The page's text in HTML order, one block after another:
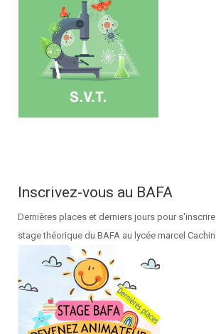
Inscrivez-vous au BAFA
Dernières places et derniers jours pour
stage théorique du BAFA au lycée marcel Cachin